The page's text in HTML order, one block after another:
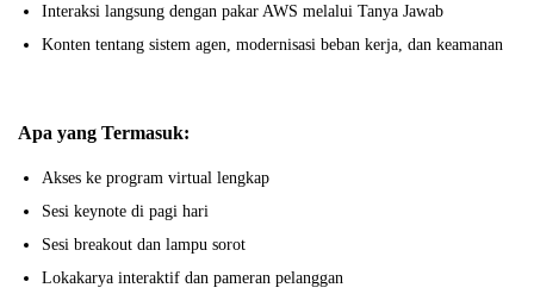
Interaksi langsung dengan pakar AWS melalui Tanya Jawab
Konten tentang sistem agen, modernisasi beban kerja, dan keamanan
Apa yang Termasuk:
Akses ke program virtual lengkap
Sesi keynote di pagi hari
Sesi breakout dan lampu sorot
Lokakarya interaktif dan pameran pelanggan